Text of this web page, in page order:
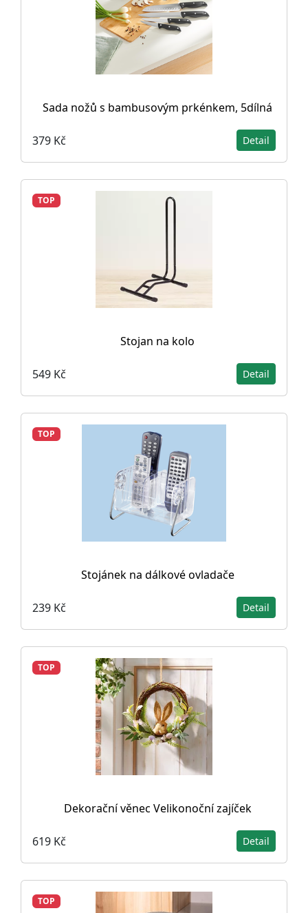
Sada nožů s bambusovým prkénkem, 5dílná
379 Kč Detail
TOP
Stojan na kolo
549 Kč Detail
TOP
Stojánek na dálkové ovladače
239 Kč Detail
TOP
Dekorační věnec Velikonoční zajíček
619 Kč Detail
TOP